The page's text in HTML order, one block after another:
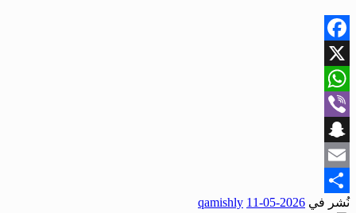
Facebook
X
WhatsApp
Viber
Snapchat
Email
Share
نُشر في 2026-05-11
qamishly